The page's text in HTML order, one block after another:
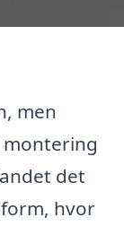
men
det
hvor